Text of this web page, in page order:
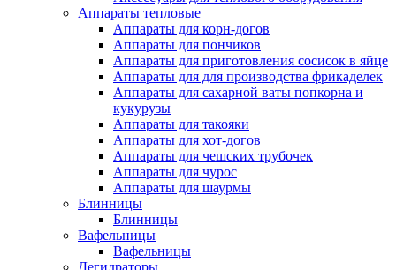
Аппараты тепловые
Аппараты для корн-догов
Аппараты для пончиков
Аппараты для приготовления сосисок в яйце
Аппараты для для производства фрикаделек
Аппараты для сахарной ваты попкорна и
кукурузы
Аппараты для такояки
Аппараты для хот-догов
Аппараты для чешских трубочек
Аппараты для чурос
Аппараты для шаурмы
Блинницы
Блинницы
Вафельницы
Вафельницы
Дегидраторы